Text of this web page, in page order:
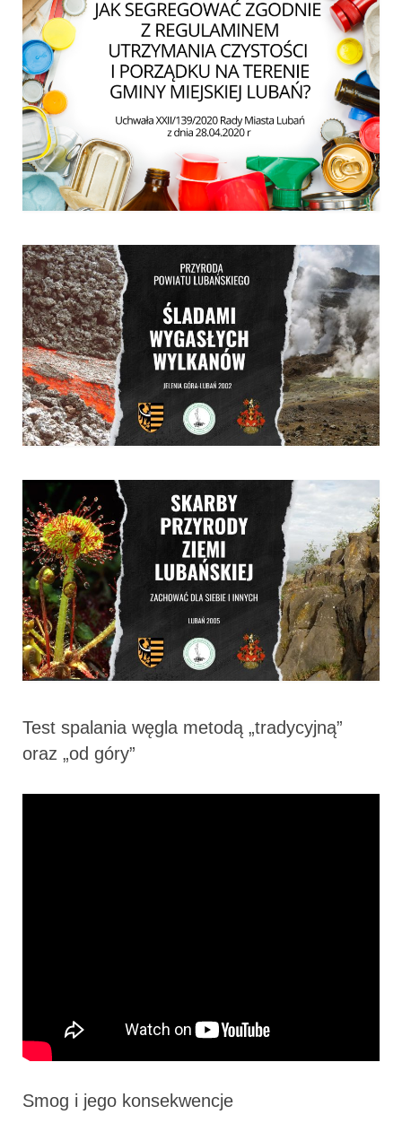
Test spalania węgla metodą „tradycyjną”
oraz „od góry”
Smog i jego konsekwencje